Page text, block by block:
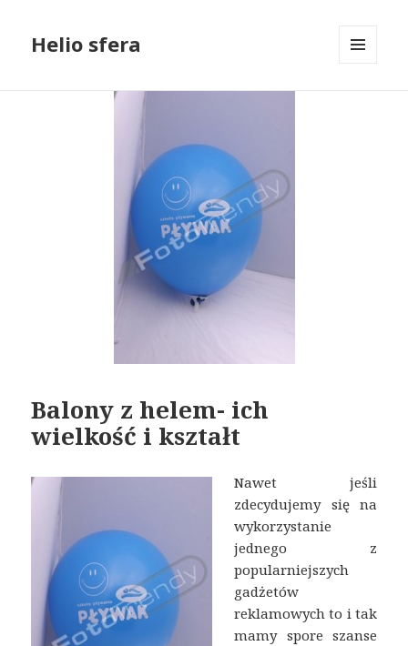
Helio sfera
Balony z helem- ich
wielkość i kształt
Nawet jeśli
zdecydujemy się na
wykorzystanie
jednego z
popularniejszych
gadżetów
reklamowych to i tak
mamy spore szanse